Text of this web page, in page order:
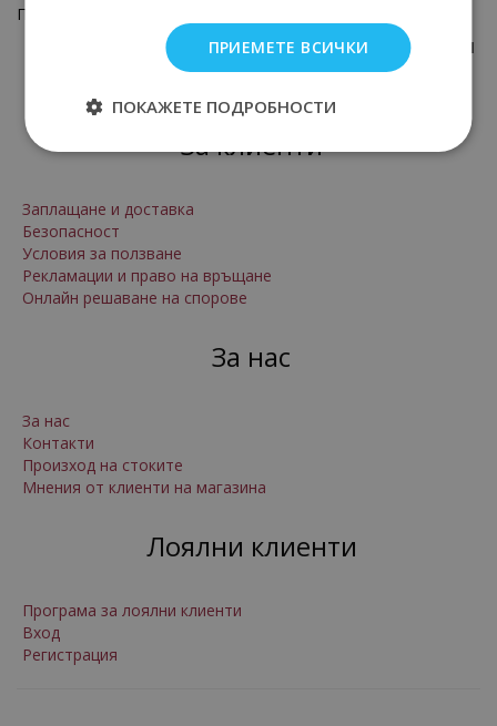
Показани
1
За клиенти
Заплащане и доставка
Безопасност
Условия за ползване
Рекламации и право на връщане
Онлайн решаване на спорове
За нас
За нас
Контакти
Произход на стоките
Мнения от клиенти на магазина
Лоялни клиенти
Програма за лоялни клиенти
Вход
Регистрация
ПРИЕМЕТЕ ВСИЧКИ
ПОКАЖЕТЕ ПОДРОБНОСТИ